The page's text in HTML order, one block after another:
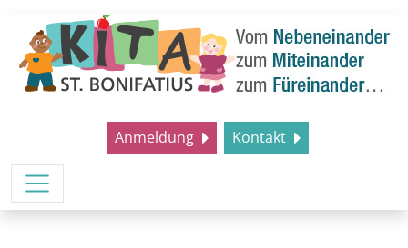
Anmeldung Kontakt